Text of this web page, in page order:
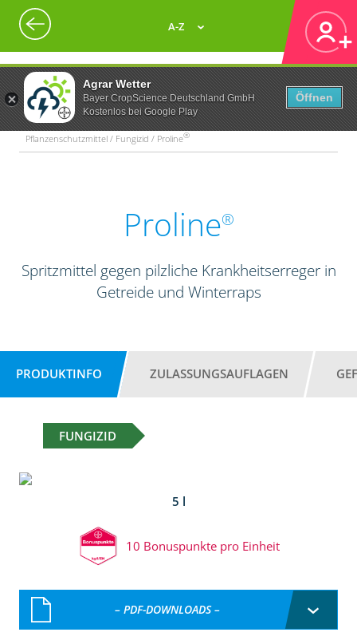
Agrar Wetter
Bayer CropScience Deutschland GmbH
Kostenlos bei Google Play
Öffnen
A-Z
Pflanzenschutzmittel / Fungizid / Proline®
Proline®
Spritzmittel gegen pilzliche Krankheitserreger in
Getreide und Winterraps
PRODUKTINFO ZULASSUNGSAUFLAGEN
FUNGIZID
5 l
10 Bonuspunkte pro Einheit
– PDF-DOWNLOADS –